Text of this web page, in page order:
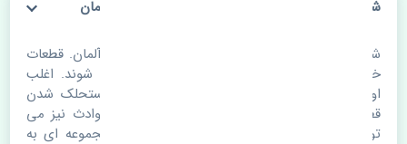
شمع سانگ یانگ کوراندو قدیم 4 سیلندر BOSCH آلمان
شمع سانگ یانگ کوراندو قدیم 4 سیلندر BOSCH آلمان. قطعات
خودرو با گذر زمان و طی مسافت مستحلک می شوند. اغلب
اوقات علت اصلی خرابی لوازم یدکی اتومبیل مستحلک شدن
قطعات می باشد. ولی دلایلی مثل تصادفات و حوادث نیز می
تواند عامل تعویض قطعات یدکی باشد. خودرو مجموعه ای به